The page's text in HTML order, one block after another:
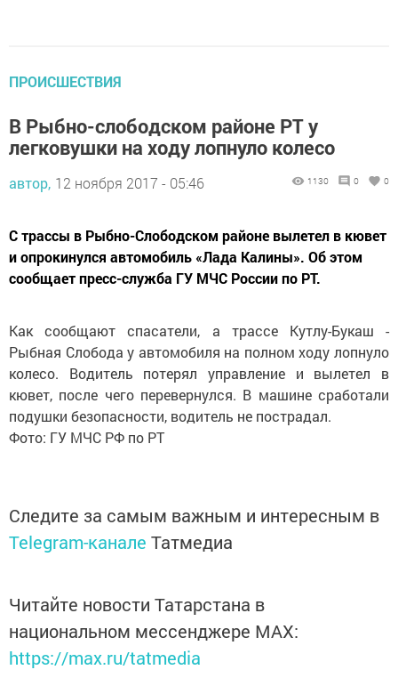
ПРОИСШЕСТВИЯ
В Рыбно-слободском районе РТ у
легковушки на ходу лопнуло колесо
автор, 12 ноября 2017 - 05:46 1130 0 0
С трассы в Рыбно-Слободском районе вылетел в кювет
и опрокинулся автомобиль «Лада Калины». Об этом
сообщает пресс-служба ГУ МЧС России по РТ.
Как сообщают спасатели, а трассе Кутлу-Букаш -
Рыбная Слобода у автомобиля на полном ходу лопнуло
колесо. Водитель потерял управление и вылетел в
кювет, после чего перевернулся. В машине сработали
подушки безопасности, водитель не пострадал.
Фото: ГУ МЧС РФ по РТ
Следите за самым важным и интересным в
Telegram-канале Татмедиа
Читайте новости Татарстана в
национальном мессенджере MАХ:
https://max.ru/tatmedia